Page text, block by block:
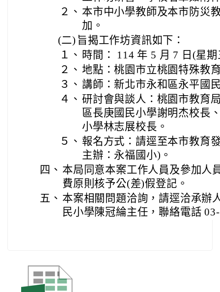
２、 本市中小學教師及本市防災
加。
(二) 旨揭工作坊資訊如下：
１、 時間： 114 年 5 月 7 日(星
２、 地點：桃園市立桃園特殊教
３、 講師：新北市永和區永平國
４、 研討會與談人：桃園市教育
區長庚國民小學謝明杰校長
小學林志展校長。
５、 報名方式：請逕至本市教育
主辦：永福國小)。
四、 本局同意本案工作人員及參加人
費原則核予公(差)假登記。
五、 本案相關問題洽詢，請逕洽承辦
民小學陳冠綸主任，聯絡電話